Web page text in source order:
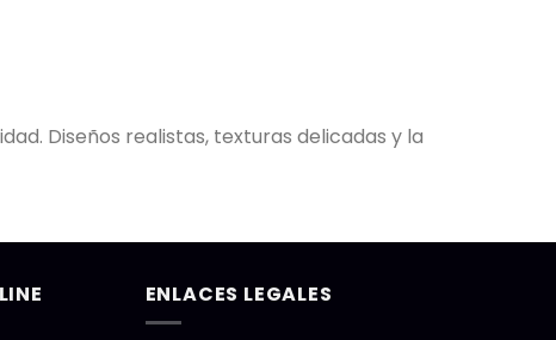
Diseños realistas, texturas delicadas y la
ENLACES LEGALES